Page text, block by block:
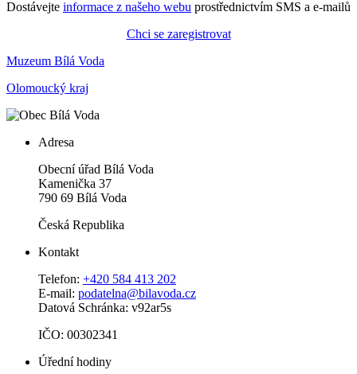
Dostávejte informace z našeho webu prostřednictvím SMS a e-mailů
Chci se zaregistrovat
Muzeum Bílá Voda
Olomoucký kraj
Adresa
Obecní úřad Bílá Voda
Kamenička 37
790 69 Bílá Voda
Česká Republika
Kontakt
Telefon: +420 584 413 202
E-mail: podatelna@bilavoda.cz
Datová Schránka: v92ar5s
IČO: 00302341
Úřední hodiny